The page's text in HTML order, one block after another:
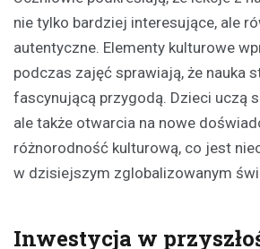
nie tylko bardziej interesujące, ale
autentyczne. Elementy kulturowe
podczas zajęć sprawiają, że nauka
fascynującą przygodą. Dzieci uczą
ale także otwarcia na nowe
różnorodność kulturową, co jest
w dzisiejszym zglobalizowanym
Inwestycja w